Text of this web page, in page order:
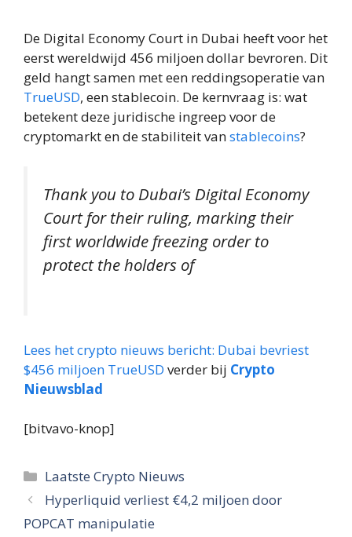
De Digital Economy Court in Dubai heeft voor het
eerst wereldwijd 456 miljoen dollar bevroren. Dit
geld hangt samen met een reddingsoperatie van
TrueUSD, een stablecoin. De kernvraag is: wat
betekent deze juridische ingreep voor de
cryptomarkt en de stabiliteit vanstablecoins?
Thank you to Dubai’s Digital Economy
Court for their ruling, marking their
first worldwide freezing order to
protect the holders of
Lees het crypto nieuws bericht: Dubai bevriest
$456 miljoen TrueUSD verder bij Crypto
Nieuwsblad
[bitvavo-knop]
Categorieën
Laatste Crypto Nieuws
Hyperliquid verliest €4,2 miljoen door
POPCAT manipulatie